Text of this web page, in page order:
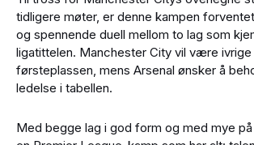
tidligere møter, er denne kampen
og spennende duell mellom to lag som
ligatittelen. Manchester City vil være ivrige
førsteplassen, mens Arsenal ønsker å
ledelse i tabellen.
Med begge lag i god form og med mye